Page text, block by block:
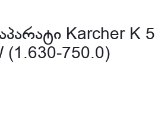
Karcher K 5
(1.630-750.0)